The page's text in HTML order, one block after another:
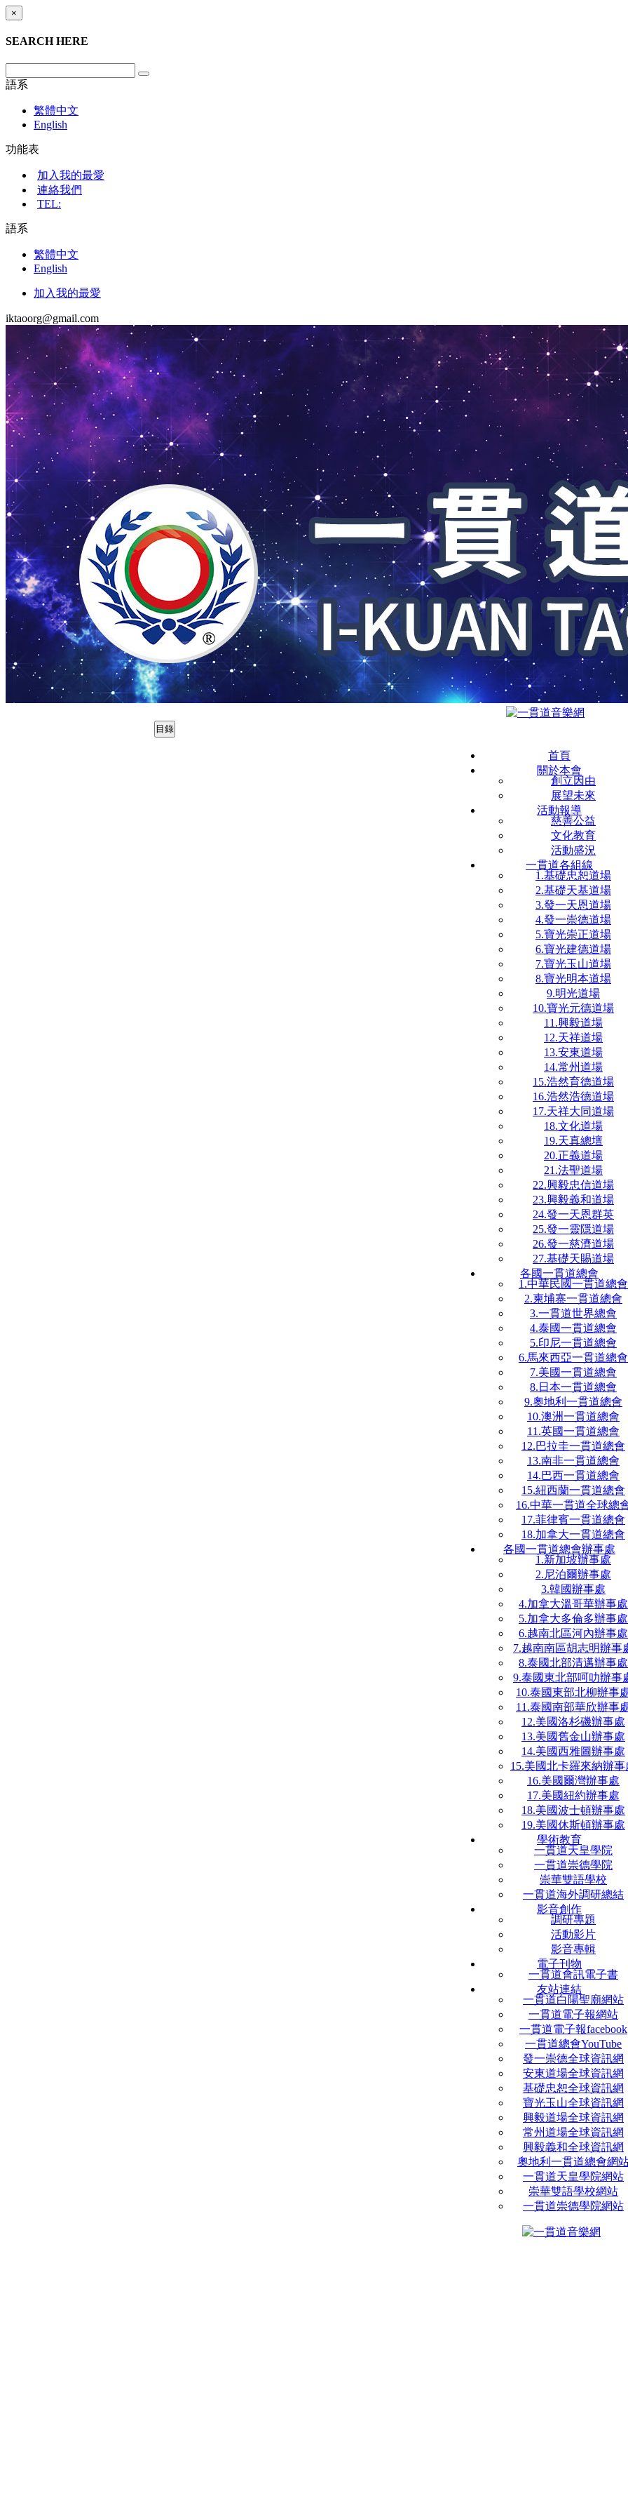
×
SEARCH HERE
語系
繁體中文
English
功能表
加入我的最愛
連絡我們
TEL:
語系
繁體中文
English
加入我的最愛
iktaoorg@gmail.com
目錄
首頁
關於本會
創立因由
展望未來
活動報導
慈善公益
文化教育
活動盛況
一貫道各組線
1.基礎忠恕道場
2.基礎天基道場
3.發一天恩道場
4.發一崇德道場
5.寶光崇正道場
6.寶光建德道場
7.寶光玉山道場
8.寶光明本道場
9.明光道場
10.寶光元德道場
11.興毅道場
12.天祥道場
13.安東道場
14.常州道場
15.浩然育德道場
16.浩然浩德道場
17.天祥大同道場
18.文化道場
19.天真總壇
20.正義道場
21.法聖道場
22.興毅忠信道場
23.興毅義和道場
24.發一天恩群英
25.發一靈隱道場
26.發一慈濟道場
27.基礎天賜道場
各國一貫道總會
1.中華民國一貫道總會
2.柬埔寨一貫道總會
3.一貫道世界總會
4.泰國一貫道總會
5.印尼一貫道總會
6.馬來西亞一貫道總會
7.美國一貫道總會
8.日本一貫道總會
9.奧地利一貫道總會
10.澳洲一貫道總會
11.英國一貫道總會
12.巴拉圭一貫道總會
13.南非一貫道總會
14.巴西一貫道總會
15.紐西蘭一貫道總會
16.中華一貫道全球總
17.菲律賓一貫道總會
18.加拿大一貫道總會
各國一貫道總會辦事處
1.新加坡辦事處
2.尼泊爾辦事處
3.韓國辦事處
4.加拿大溫哥華辦事處
5.加拿大多倫多辦事處
6.越南北區河內辦事處
7.越南南區胡志明辦事
8.泰國北部清邁辦事處
9.泰國東北部呵叻辦事
10.泰國東部北柳辦事
11.泰國南部華欣辦事
12.美國洛杉磯辦事處
13.美國舊金山辦事處
14.美國西雅圖辦事處
15.美國北卡羅來納辦事
16.美國爾灣辦事處
17.美國紐約辦事處
18.美國波士頓辦事處
19.美國休斯頓辦事處
學術教育
一貫道天皇學院
一貫道崇德學院
崇華雙語學校
一貫道海外調研總結
影音創作
調研專題
活動影片
影音專輯
電子刊物
一貫道會訊電子書
友站連結
一貫道白陽聖廟網站
一貫道電子報網站
一貫道電子報facebook
一貫道總會YouTube
發一崇德全球資訊網
安東道場全球資訊網
基礎忠恕全球資訊網
寶光玉山全球資訊網
興毅道場全球資訊網
常州道場全球資訊網
興毅義和全球資訊網
奧地利一貫道總會網
一貫道天皇學院網站
崇華雙語學校網站
一貫道崇德學院網站